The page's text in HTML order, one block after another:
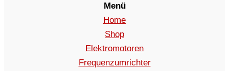
Menü
Home
Shop
Elektromotoren
Frequenzumrichter